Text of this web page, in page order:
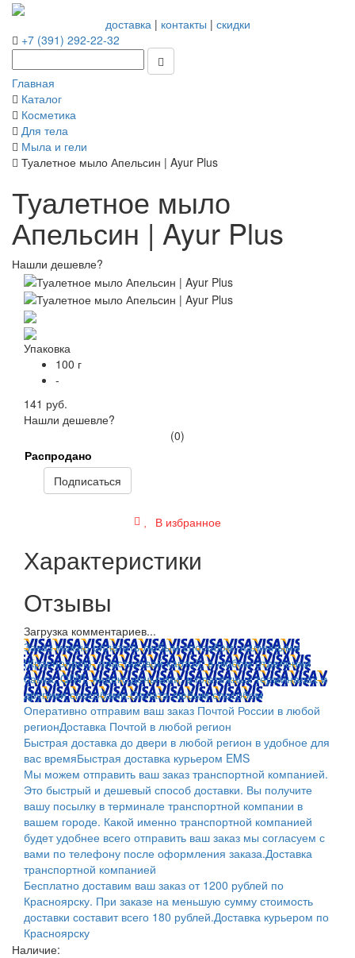
доставка| контакты | скидки
+7 (391) 292-22-32
Главная
Каталог
Косметика
Для тела
Мыла и гели
Туалетное мыло Апельсин | Ayur Plus
Туалетное мыло
Апельсин | Ayur Plus
Нашли дешевле?
Упаковка
100 г
-
141 руб.
Нашли дешевле?
(0)
Распродано
Подписаться
В избранное
Характеристики
Отзывы
Загрузка комментариев...
Заказ можно оплатить любым способом: наличными
(Красноярск); пластиковой картой; в любом отделении
банка; QIWI, яндекс.деньгами; в платежных терминалах и
другими способами.Оплата любым способом
Оперативно отправим ваш заказ Почтой России в любой
регионДоставка Почтой в любой регион
Быстрая доставка до двери в любой регион в удобное для
вас времяБыстрая доставка курьером EMS
Мы можем отправить ваш заказ транспортной компанией.
Это быстрый и дешевый способ доставки. Вы получите
вашу посылку в терминале транспортной компании в
вашем городе. Какой именно транспортной компанией
будет удобнее всего отправить ваш заказ мы согласуем с
вами по телефону после оформления заказа.Доставка
транспортной компанией
Бесплатно доставим ваш заказ от 1200 рублей по
Красноярску. При заказе на меньшую сумму стоимость
доставки составит всего 180 рублей.Доставка курьером по
Красноярску
Наличие: